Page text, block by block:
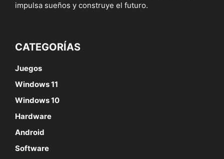
impulsa sueños y construye el futuro.
CATEGORÍAS
Juegos
Windows 11
Windows 10
Hardware
Android
Software